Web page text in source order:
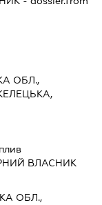
ОБЛ.,
ВЛАСНИК
ОБЛ.,